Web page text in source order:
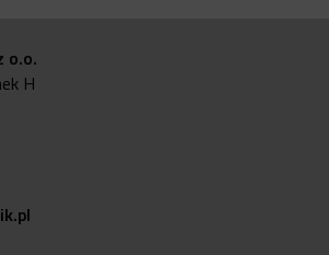
o.o.
H